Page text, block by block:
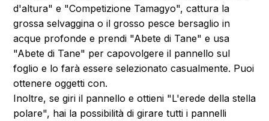
d'altura" e "Competizione Tamagyo", cattura la
grossa selvaggina o il grosso pesce bersaglio in
acque profonde e prendi "Abete di Tane" e usa
"Abete di Tane" per capovolgere il pannello sul
foglio e lo farà essere selezionato casualmente. Puoi
ottenere oggetti con.
Inoltre, se giri il pannello e ottieni "L'erede della stella
polare", hai la possibilità di girare tutti i pannelli